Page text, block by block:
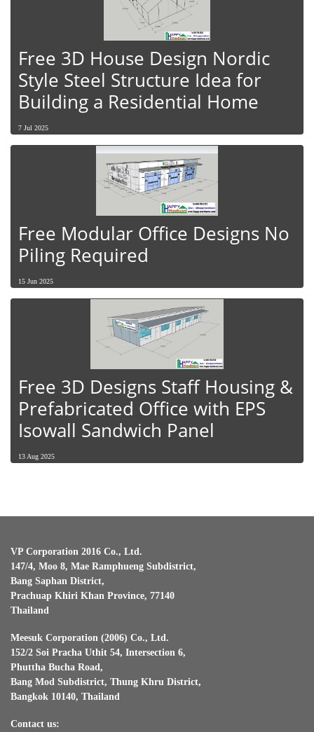
Free 3D House Design Nordic
Style Steel Structure Idea for
Building a Residential Home
7 Jul 2025
Free Modular Office Designs No
Piling Required
15 Jun 2025
Free 3D Designs Staff Housing &
Prefabricated Office with EPS
Isowall Sandwich Panel
13 Aug 2025
VP Corporation 2016 Co., Ltd.
147/4, Moo 8, Mae Ramphueng Subdistrict,
Bang Saphan District,
Prachuap Khiri Khan Province, 77140
Thailand
Meesuk Corporation (2006) Co., Ltd.
152/2 Soi Pracha Uthit 54, Intersection 6,
Phuttha Bucha Road,
Bang Mod Subdistrict, Thung Khru District,
Bangkok 10140, Thailand
Contact us: